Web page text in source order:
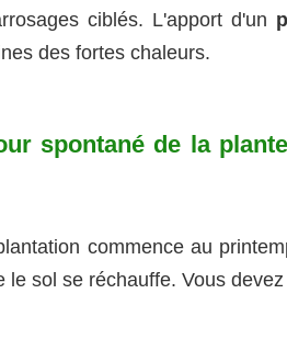
ciblés. L'apport d'un
des fortes chaleurs.
spontané de la
commence au
le sol se réchauffe. Vous